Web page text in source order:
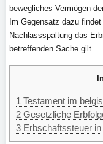
bewegliches Vermögen
Im Gegensatz dazu
Nachlassspaltung das
betreffenden Sache gilt.
1 Testament im
2 Gesetzliche
3 Erbschaftssteuer in